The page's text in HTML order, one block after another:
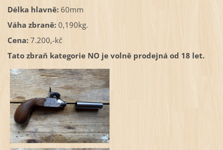
Délka hlavně: 60mm
Váha zbraně: 0,190kg.
Cena: 7.200,-kč
Tato zbraň kategorie NO je volně prodejná od 18 let.